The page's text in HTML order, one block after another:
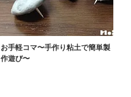
お手軽コマ〜手作り粘土で簡単製
作遊び〜